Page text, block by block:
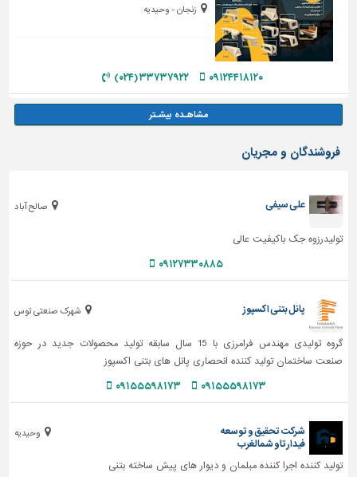
زنجان - وحیدیه
۰۹۱۲۴۴۱۸۱۲۰ ۳۳۷۳۷۹۲۲ (۰۲۴)
فروشندگان و مجریان
صالح آباد علی سیفی
تولیدرزوه جک باکیفیت عالی
۰۹۱۲۷۳۳۰۸۸۵
شهرک صنعتی توس پانل بتنی اکسپوز
گروه تولیدی مهندس فرامرزی با 15 سال سابقه تولید محصولات جدید در حوزه
صنعت ساختمان تولید کننده انحصاری پانل های بتنی اکسپوز
۰۹۱۵۵۵۹۸۱۷۳ ۰۹۱۵۵۵۹۸۱۷۳
وحیدیه
شرکت تحقیق و توسعه
فیدارتاو شمالغرب
تولید کننده اجرا کننده مبلمان و دیوار های پیش ساخته بتنی